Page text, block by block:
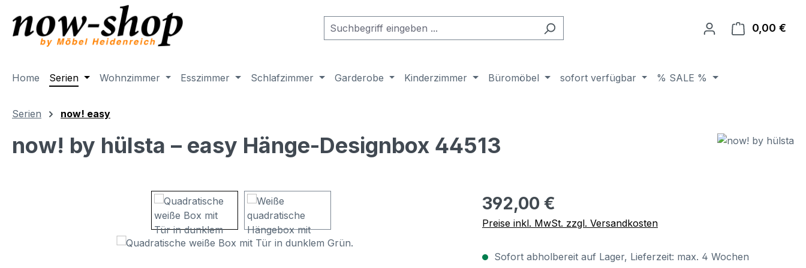
Hauptinhalt springen
Zur Suche springen
Zur Hauptnavigation springen
0,00 €
Home Serien Wohnzimmer Esszimmer Schlafzimmer Garderobe Kinderzimmer Büromöbel sofort verfügbar % SALE %
Serien now! easy
now! by hülsta – easy Hänge-Designbox 44513
Regulärer Preis:
392,00 €
Preise inkl. MwSt. zzgl. Versandkosten
Sofort abholbereit auf Lager, Lieferzeit: max. 4 Wochen